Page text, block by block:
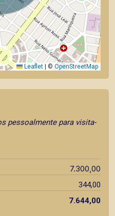
Leaflet © OpenStreetMap
pessoalmente para visita-
7.300,00
344,00
7.644,00